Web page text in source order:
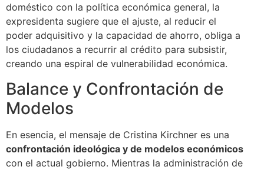
doméstico con la política económica general, la
expresidenta sugiere que el ajuste, al reducir el
poder adquisitivo y la capacidad de ahorro, obliga a
los ciudadanos a recurrir al crédito para subsistir,
creando una espiral de vulnerabilidad económica.
Balance y Confrontación de
Modelos
En esencia, el mensaje de Cristina Kirchner es una
confrontación ideológica y de modelos económicos
con el actual gobierno. Mientras la administración de